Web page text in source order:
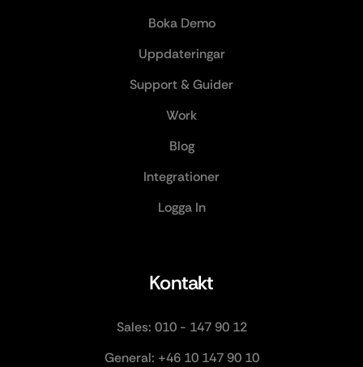
Kontakt
Sales: 010 - 147 90 12
General: +46 10 147 90 10
Boka Demo
Uppdateringar
Support & Guider
Work
Blog
Integrationer
Logga In